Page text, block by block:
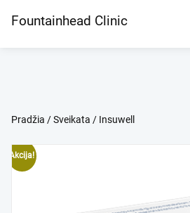
Fountainhead Clinic
Pradžia /Sveikata / Insuwell
Akcija!